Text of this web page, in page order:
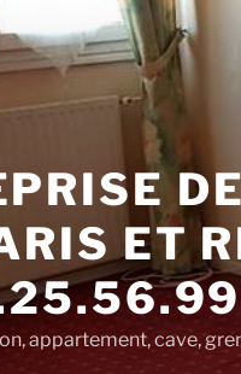
ET
appartement, cave,